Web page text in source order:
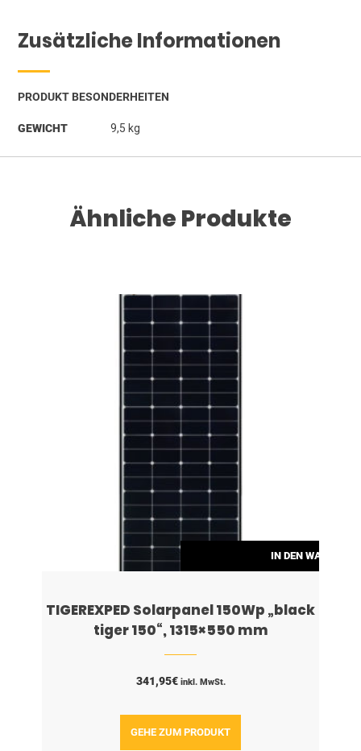
Zusätzliche Informationen
PRODUKT BESONDERHEITEN
GEWICHT 9,5 kg
Ähnliche Produkte
IN DEN
TIGEREXPED Solarpanel 150Wp „black
tiger 150“, 1315×550 mm
341,95€ inkl. MwSt.
GEHE ZUM PRODUKT